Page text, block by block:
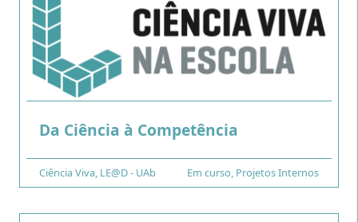
Da Ciência à Competência
Financiamento
Ciência Viva LE@D - UAb
Tipo Em curso Projetos Internos